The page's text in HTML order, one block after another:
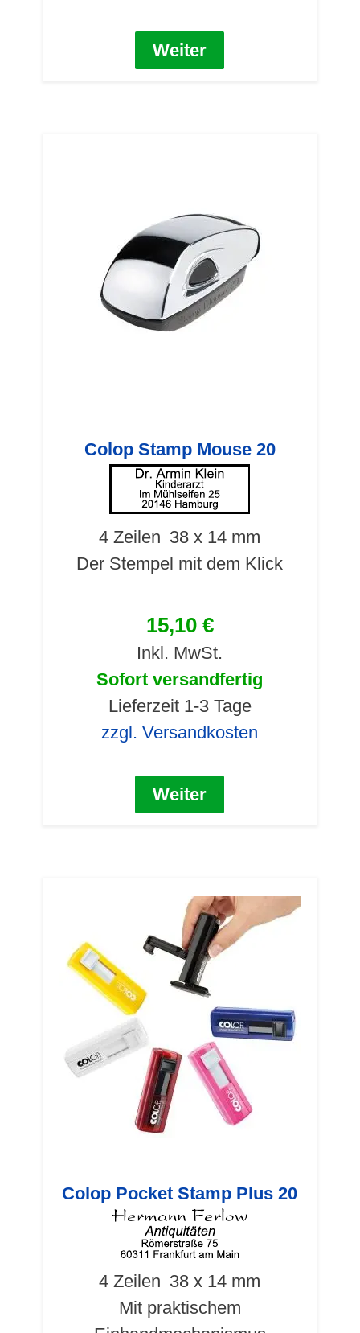
Weiter
Colop Stamp Mouse 20
4 Zeilen 38 x 14 mm
Der Stempel mit dem Klick
15,10 €
Inkl. MwSt.
Sofort versandfertig
Lieferzeit 1-3 Tage
zzgl. Versandkosten
Weiter
Colop Pocket Stamp Plus 20
4 Zeilen 38 x 14 mm
Mit praktischem